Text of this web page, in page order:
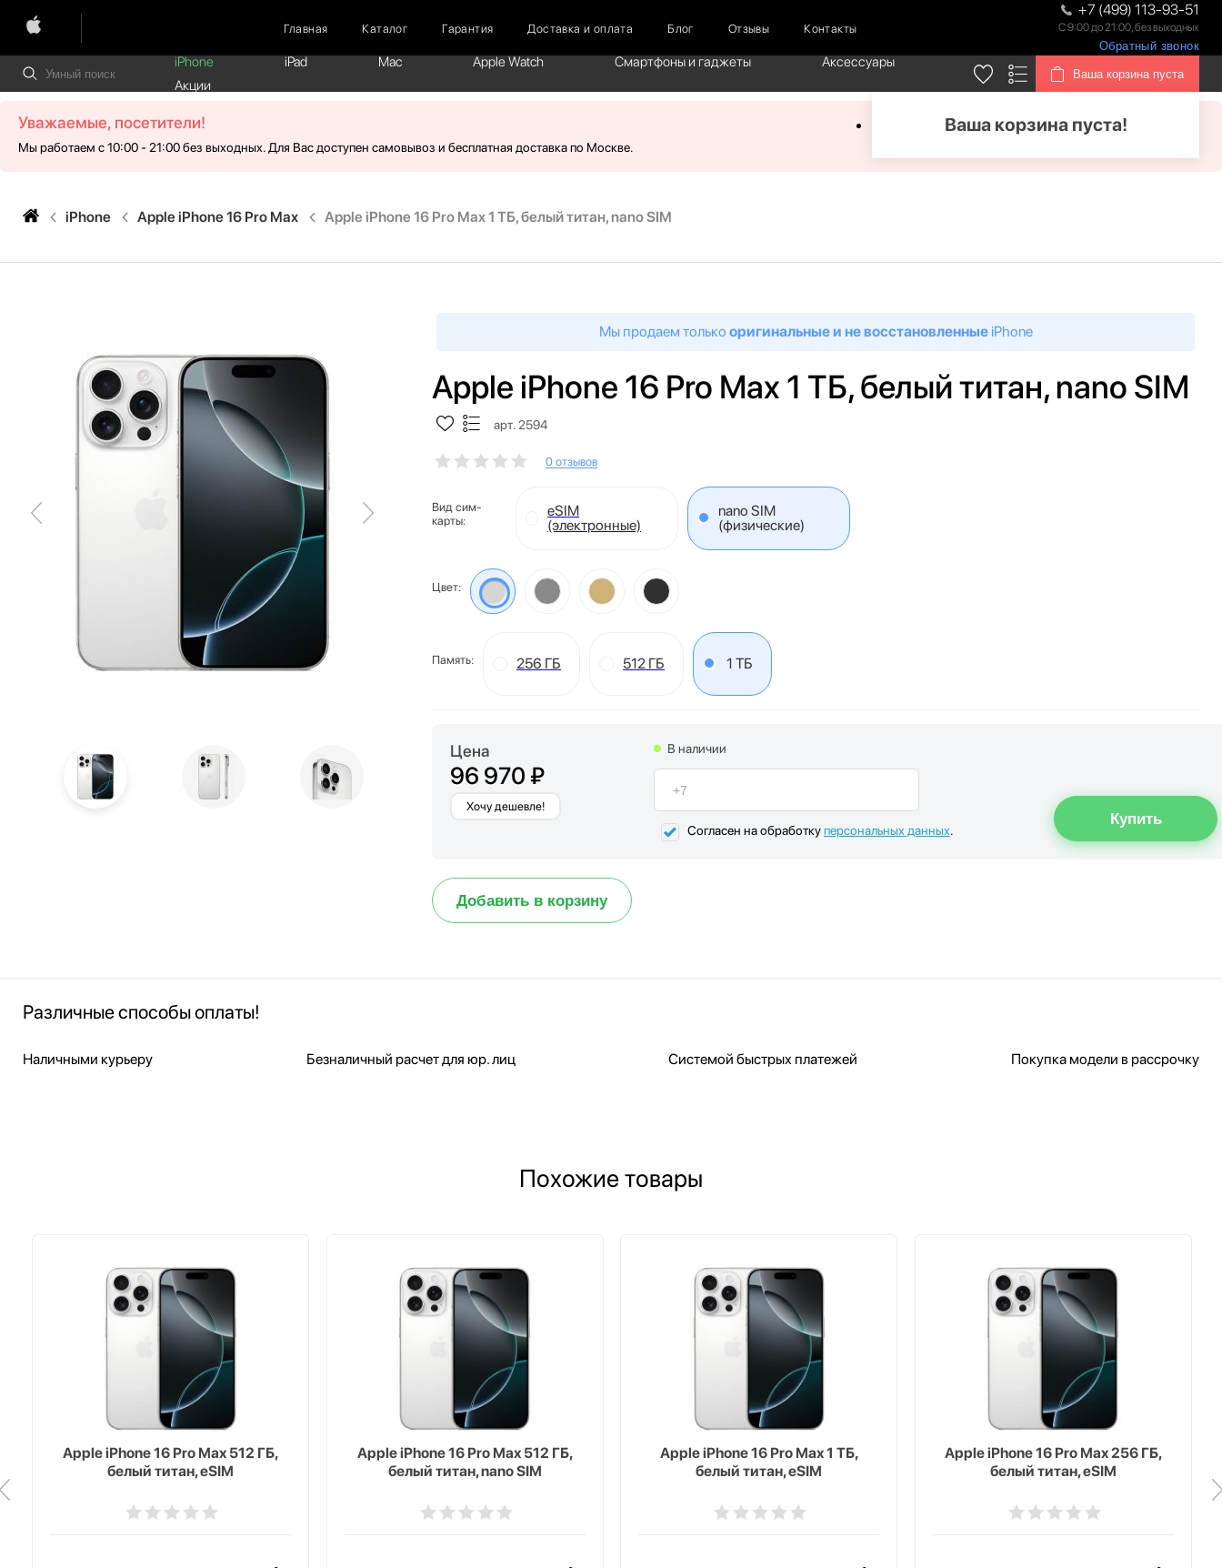
Главная Каталог Гарантия Доставка и оплата Блог Отзывы Контакты
+7 (499) 113-93-51
С 9:00 до 21:00, без выходных
Обратный звонок
iPhone iPad Mac Apple Watch Смартфоны и гаджеты
Аксессуары
Акции
Ваша корзина пуста
Ваша корзина пуста!
Уважаемые, посетители!
Мы работаем с 10:00 - 21:00 без выходных. Для Вас доступен самовывоз и бесплатная доставка по Москве.
iPhone Apple iPhone 16 Pro Max Apple iPhone 16 Pro Max 1 ТБ, белый титан, nano SIM
Мы продаем только оригинальные и не восстановленныеiPhone
Apple iPhone 16 Pro Max 1 ТБ, белый титан, nano SIM
арт. 2594
0 отзывов
Вид сим-
карты:
eSIM
(электронные)
nano SIM
(физические)
Цвет:
Память: 256 ГБ 512 ГБ 1 ТБ
Цена
96 970 ₽
Хочу дешевле!
В наличии
Согласен на обработкуперсональных данных.
Добавить в корзину
Различные способы оплаты!
Наличными курьеру Безналичный расчет для юр. лиц Системой быстрых платежей Покупка модели в рассрочку
Похожие товары
Apple iPhone 16 Pro Max 512 ГБ,
белый титан, eSIM
Apple iPhone 16 Pro Max 512 ГБ,
белый титан, nano SIM
Apple iPhone 16 Pro Max 1 ТБ,
белый титан, eSIM
Apple iPhone 16 Pro Max 256 ГБ,
белый титан, eSIM